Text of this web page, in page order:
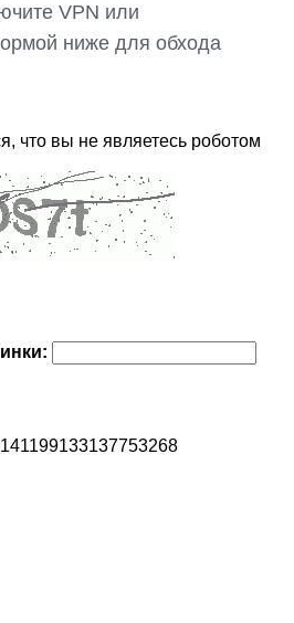
VPN или
ниже для обхода
что вы не являетесь роботом